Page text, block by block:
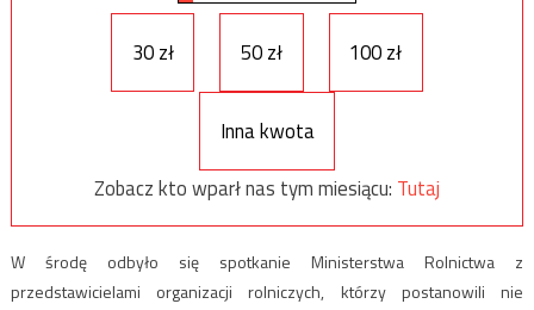
30 zł 50 zł 100 zł
Inna kwota
Zobacz kto wparł nas tym miesiącu: Tutaj
W środę odbyło się spotkanie Ministerstwa Rolnictwa z
przedstawicielami organizacji rolniczych, którzy postanowili nie